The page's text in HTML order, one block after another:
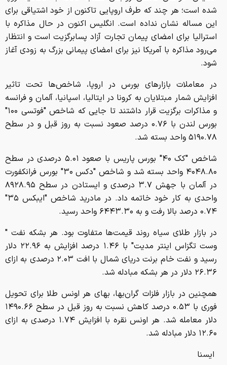
شده است؛ هر چند که طرف اروپایی تاکنون از خود اشتیاقی برای
این مساله نشان نداده است. انگلیس اکنون در حال مذاکره با
استرالیا برای امضای پیمان تجارت آزاد پسابرگزیت است و انتظار
می‌رود مذاکره با آمریکا نیز برای امضای پیمانی بزرگ به زودی آغاز
شود.
در معاملات بازارهای بورس در اروپا، شاخص‌ها تحت تاثیر
افزایش شمار مبتلایان به کرونا در ایتالیا، اسپانیا، آلمان و فرانسه
و مذاکرات برگزیت قرار داشتند تا جایی که شاخص "فوتسی ۱۰۰"
بورس لندن با ۰.۷۶ درصد صعود نسبت به روز قبل و در سطح
۵۱۹۰.۷۸ واحد بسته شد.
شاخص "کک ۴۰" بورس پاریس با صعود ۵.۰۱ درصدی در سطح
۴۰۴۸.۸۰ واحد بسته شد و شاخص "دکس ۳۰" بورس فرانکفورت
در آلمان با جهش ۳.۷ درصدی و ایستادن در سطح ۸۹۲۸.۹۵
واحدی به کار خود خاتمه داد. در مادرید شاخص "ایبکس ۳۵"
۰.۷۴ درصد بالا رفت و به ۶۴۴۳.۳۰ واحد رسید.
در بازار طلای سیاه روند قیمت‌ها متفاوت بود. هر بشکه نفت "
وست تگزاس اینتر مدیت" با ۱.۴۶ درصد افزایش به ۲۲.۹۶ دلار
رسید و نفت خام برنت دریای شمال با افت ۲.۰۳ درصدی به ازای
۲۶.۳۶ دلار در هر بشکه مبادله شد.
همچنین در بازار فلزات گران‌بها، بهای هر اونس طلا برای تحویل
فوری با ۰.۵۳ درصد کاهش نسبت به روز قبل در سطح ۱۴۹۰.۶۶
دلار معامله شد. هر اونس نقره با افزایش ۱.۷۴ درصدی به ازای
۱۲.۶۰ دلار مبادله شد.
ایسنا